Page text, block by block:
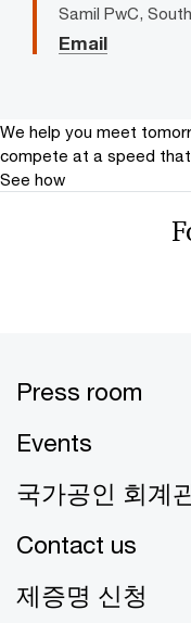
Samil PwC,
Email
We help you meet
compete at a speed
See how
Press room
Events
국가공인 회계
Contact us
제증명 신청